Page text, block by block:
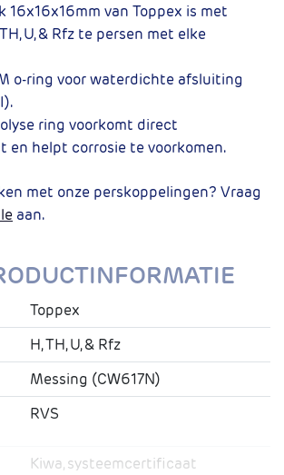
16x16x16mm van Toppex is met
U, & Rfz te persen met elke
o-ring voor waterdichte afsluiting
ring voorkomt direct
en helpt corrosie te voorkomen.
met onze perskoppelingen? Vraag
aan.
Toppex
H, TH, U, & Rfz
Messing (CW617N)
RVS
Kiwa, systeemcertificaat